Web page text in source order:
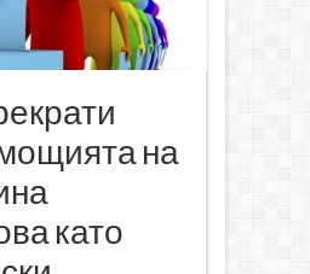
на
като